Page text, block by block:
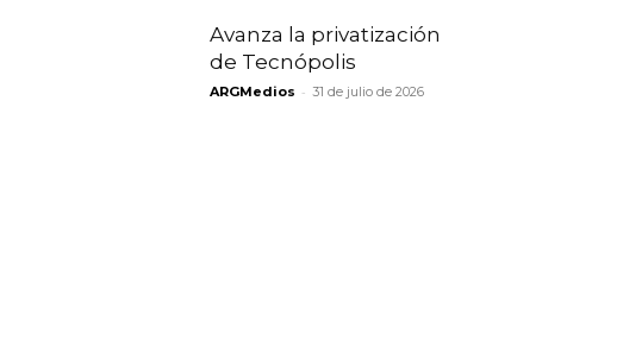
Avanza la privatización
de Tecnópolis
ARGMedios - 31 de julio de 2026